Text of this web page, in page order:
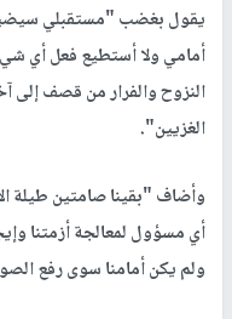
يقول بغضب "مستقبلي
أمامي ولا أستطيع فعل أي
النزوح والفرار من قصف إلى
الغزيين".
وأضاف "بقينا صامتين طيلة
أي مسؤول لمعالجة أزمتنا
ولم يكن أمامنا سوى رفع